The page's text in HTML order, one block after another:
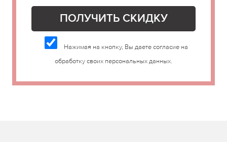
Нажимая на кнопку, Вы даете согласие на
обработку своих персональных данных.